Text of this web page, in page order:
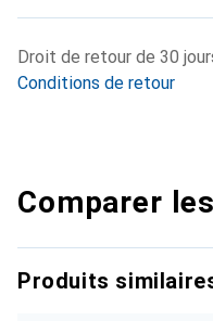
Droit de retour de 30
Conditions de retour
Comparer
Produits